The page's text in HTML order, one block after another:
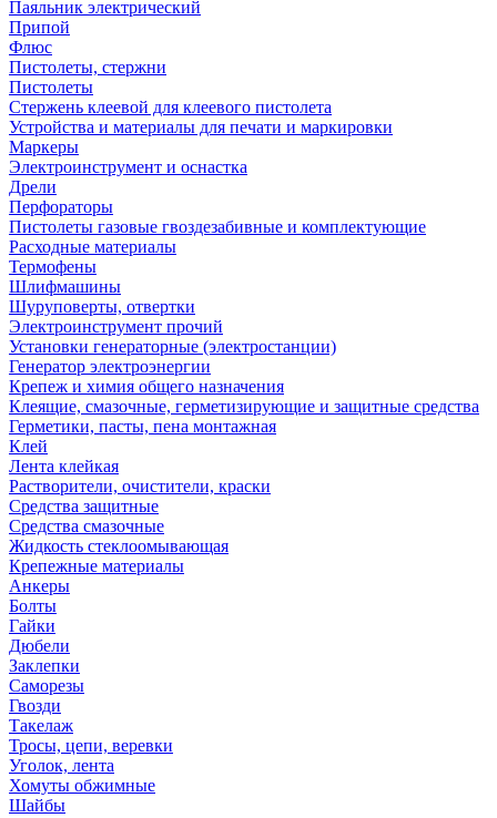
Паяльник электрический
Припой
Флюс
Пистолеты, стержни
Пистолеты
Стержень клеевой для клеевого пистолета
Устройства и материалы для печати и маркировки
Маркеры
Электроинструмент и оснастка
Дрели
Перфораторы
Пистолеты газовые гвоздезабивные и комплектующие
Расходные материалы
Термофены
Шлифмашины
Шуруповерты, отвертки
Электроинструмент прочий
Установки генераторные (электростанции)
Генератор электроэнергии
Крепеж и химия общего назначения
Клеящие, смазочные, герметизирующие и защитные средства
Герметики, пасты, пена монтажная
Клей
Лента клейкая
Растворители, очистители, краски
Средства защитные
Средства смазочные
Жидкость стеклоомывающая
Крепежные материалы
Анкеры
Болты
Гайки
Дюбели
Заклепки
Саморезы
Гвозди
Такелаж
Тросы, цепи, веревки
Уголок, лента
Хомуты обжимные
Шайбы